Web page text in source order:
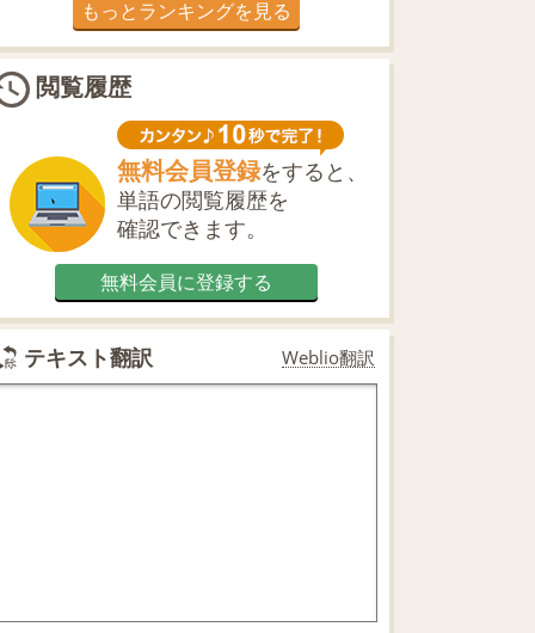
もっとランキングを見る
閲覧履歴
無料会員登録をすると、
単語の閲覧履歴を
確認できます。
無料会員に登録する
テキスト翻訳 Weblio翻訳